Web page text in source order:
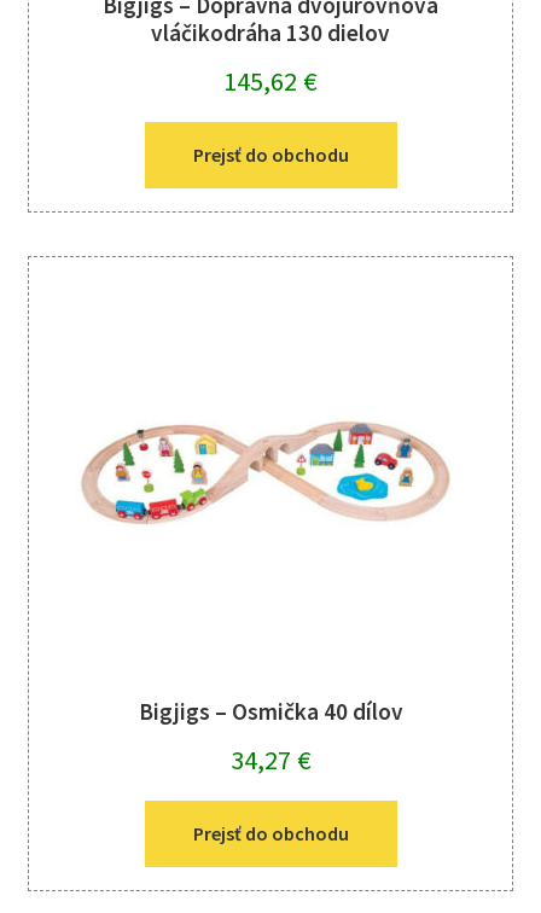
vláčikodráha 130 dielov
145,62 €
Prejsť do obchodu
Bigjigs – Osmička 40 dílov
34,27 €
Prejsť do obchodu